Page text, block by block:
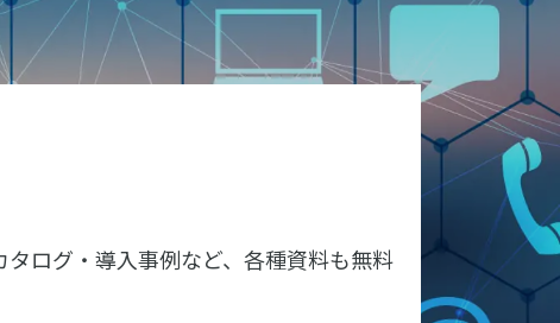
ログ・導入事例など、各種資料も無料